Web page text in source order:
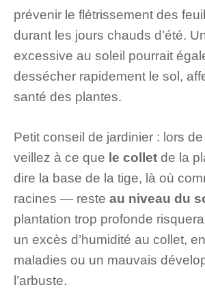
prévenir le flétrissement des
durant les jours chauds d’été.
excessive au soleil pourrait
dessécher rapidement le sol,
santé des plantes.
Petit conseil de jardinier : lors
veillez à ce que le collet de la
dire la base de la tige, là où
racines — reste au niveau du
plantation trop profonde
un excès d’humidité au collet,
maladies ou un mauvais
l’arbuste.